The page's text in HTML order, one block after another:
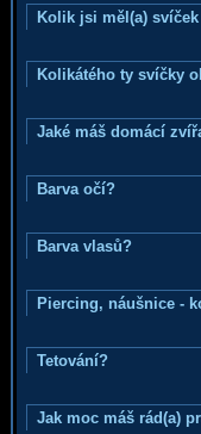
Kolik jsi měl(a)
Kolikátého ty svíčky
Jaké máš domácí
Barva očí?
Barva vlasů?
Piercing, náušnice -
Tetování?
Jak moc máš rád(a)